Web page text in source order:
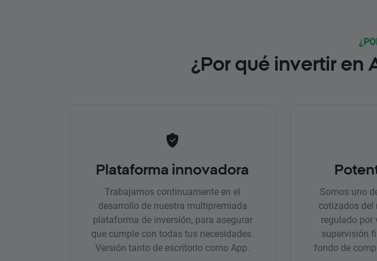
¿Por qué invertir en
Plataforma innovadora
Trabajamos continuamente en el
desarrollo de nuestra multipremiada
plataforma de inversión, para asegurar
que cumple con todas tus necesidades.
Versión tanto de escritorio como App.
Somos uno
cotizados del
regulado por
supervisión
fondo de